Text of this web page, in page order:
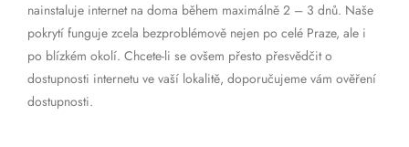
nainstaluje internet na doma během maximálně 2 – 3 dnů. Naše
pokrytí funguje zcela bezproblémově nejen po celé Praze, ale i
po blízkém okolí. Chcete-li se ovšem přesto přesvědčit o
dostupnosti internetu ve vaší lokalitě, doporučujeme vám ověření
dostupnosti.